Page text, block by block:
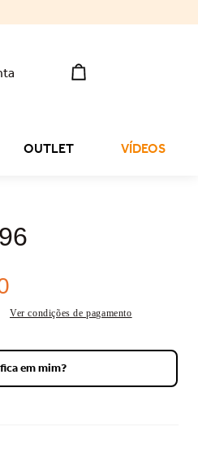
OUTLET VÍDEOS
Ver condições de pagamento
em mim?